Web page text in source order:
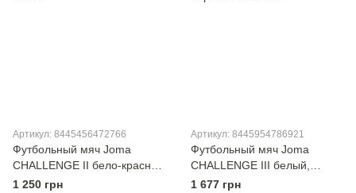
Артикул: 8445456472766
Футбольный мяч Joma
CHALLENGE II бело-красный
Уни 4
1 250 грн
Артикул: 8445954786921
Футбольный мяч Joma
CHALLENGE III белый,
бирюзовый Уни 5
1 677 грн